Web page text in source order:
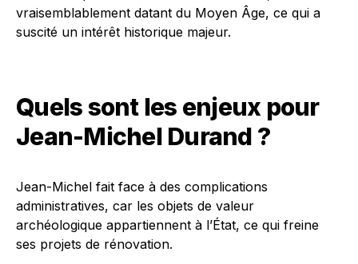
vraisemblablement datant du Moyen Âge, ce qui a
suscité un intérêt historique majeur.
Quels sont les enjeux pour
Jean-Michel Durand ?
Jean-Michel fait face à des complications
administratives, car les objets de valeur
archéologique appartiennent à l’État, ce qui freine
ses projets de rénovation.